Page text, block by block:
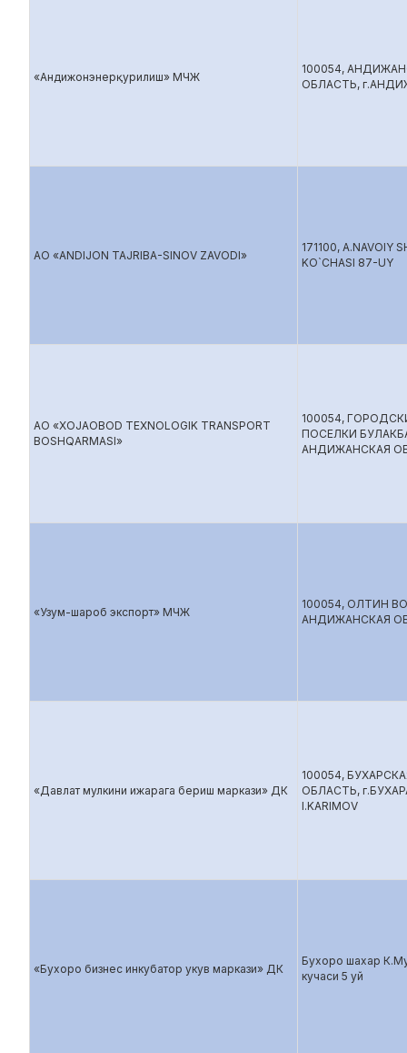
«Андижонэнерқурилиш» МЧЖ
100054,
ОБЛАСТЬ,
АО «ANDIJON TAJRIBA-SINOV ZAVODI»
171100, A.NAVOIY
KO`CHASI 87-UY
АО «XOJAOBOD TEXNOLOGIK TRANSPORT
BOSHQARMASI»
100054,
ПОСЕЛКИ
АНДИЖАНСКАЯ
«Узум-шароб экспорт» МЧЖ
100054, ОЛТИН
АНДИЖАНСКАЯ
«Давлат мулкини ижарага бериш маркази» ДК
100054,
ОБЛАСТЬ,
I.KARIMOV
«Бухоро бизнес инкубатор укув маркази» ДК
Бухоро шахар
кучаси 5 уй